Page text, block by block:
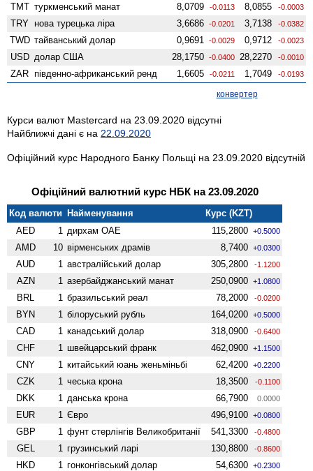
TMT туркменський манат 8,0709 -0.0113 8,0855 -0.0003
TRY нова турецька ліра 3,6686 -0.0201 3,7138 -0.0382
TWD тайванський долар 0,9691 -0.0029 0,9712 -0.0023
USD долар США 28,1750 -0.0400 28,2270 -0.0010
ZAR південно-африканський ренд 1,6605 -0.0211 1,7049 -0.0193
конвертер
Курси валют Mastercard на 23.09.2020 відсутні
Найближчі дані є на 22.09.2020
Офіційний курс Народного Банку Польщі на 23.09.2020 відсутній
Офіційний валютний курс НБК на 23.09.2020
Код валюти Найменування
Курс (KZT)
AED
1 дирхам ОАЕ 115,2800 +0.5000
AMD 10 вiрменських драмів 8,7400 +0.0300
AUD 1 австралійський долар 305,2800 -1.1200
AZN 1 азербайджанський манат 250,0900 +1.0800
BRL 1 бразильський реал 78,2000 -0.0200
BYN 1 білоруський рубль 164,0200 +0.5000
CAD 1 канадський долар 318,0900 -0.6400
CHF 1 швейцарський франк 462,0900 +1.1500
CNY 1 китайський юань женьмiньбi 62,4200 +0.2200
CZK 1 чеська крона 18,3500 -0.1100
DKK 1 данська крона 66,7900 0.0000
EUR 1 Євро 496,9100 +0.0800
GBP 1 фунт стерлінгів Велико­британії 541,3300 -0.4800
GEL 1 грузинський ларі 130,8800 -0.8600
HKD 1 гонконгівський долар 54,6300 +0.2300